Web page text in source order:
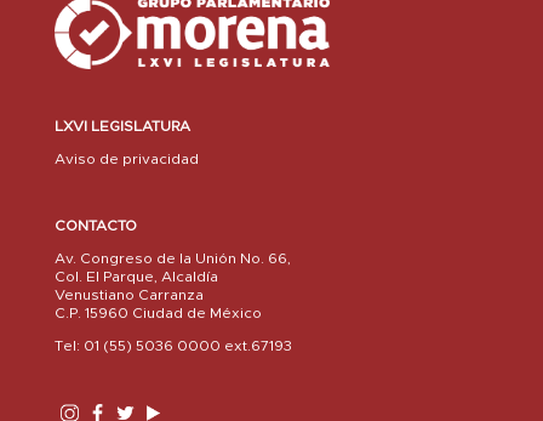
LXVI LEGISLATURA
Aviso de privacidad
CONTACTO
Av. Congreso de la Unión No. 66,
Col. El Parque, Alcaldía
Venustiano Carranza
C.P. 15960 Ciudad de México
Tel: 01 (55) 5036 0000 ext.67193